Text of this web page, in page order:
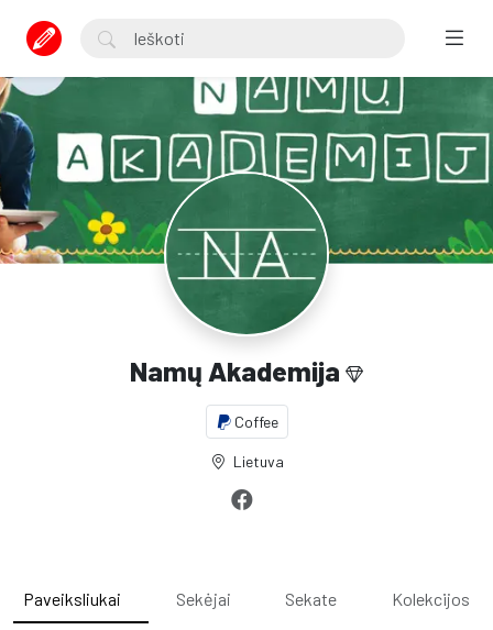
Namų Akademija
Coffee
Lietuva
Paveiksliukai Sekėjai Sekate Kolekcijos